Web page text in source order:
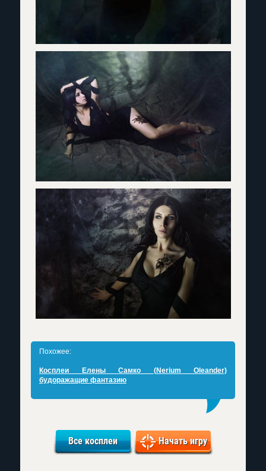
Похожее:
Косплеи Елены Самко (Nerium Oleander)
будоражащие фантазию
Все косплеи Начать игру